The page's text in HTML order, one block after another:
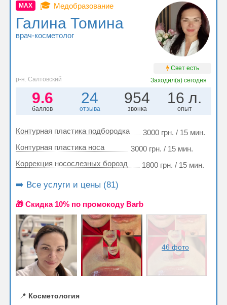
MAX 🎓 Медобразование
Галина Томина
врач-косметолог
Свет есть
р-н. Салтовский
Заходил(а)сегодня
9.6
баллов
24
отзыва
954
звонка
16 л.
опыт
Контурная пластика подбородка
3000 грн. / 15 мин.
Контурная пластика носа
3000 грн. / 15 мин.
Коррекция носослезных борозд
1800 грн. / 15 мин.
➡️ Все услуги и цены (81)
🎁 Cкидка 10% по промокоду Barb
46 фото
📍 Косметология